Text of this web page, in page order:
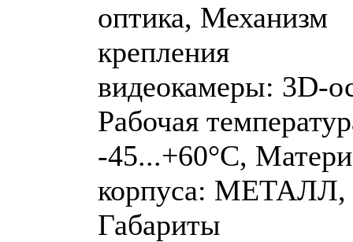
оптика, Механизм
крепления
видеокамеры: 3D-
Рабочая
-45...+60°C,
корпуса: МЕТАЛЛ,
Габариты